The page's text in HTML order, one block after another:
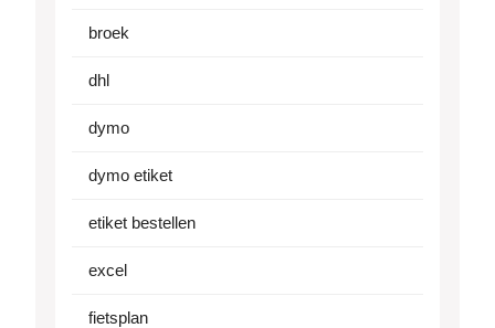
broek
dhl
dymo
dymo etiket
etiket bestellen
excel
fietsplan